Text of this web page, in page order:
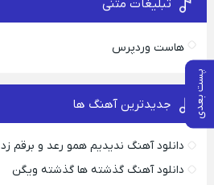
پست بعدی
تبلیغات متنی
هاست وردپرس
جدیدترین آهنگ ها
دانلود آهنگ ندیدیم همو رعد و برقم زد
دانلود آهنگ گذشته ها گذشته ویگن